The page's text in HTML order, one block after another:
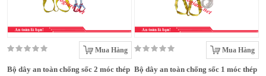
Mua Hàng
Bộ dây an toàn chống sốc 2 móc thép
Mua Hàng
Bộ dây an toàn chống sốc 1 móc thép